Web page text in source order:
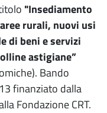
"Insediamento
rurali, nuovi usi
di beni e servizi
astigiane”
Bando
finanziato dalla
Fondazione CRT.